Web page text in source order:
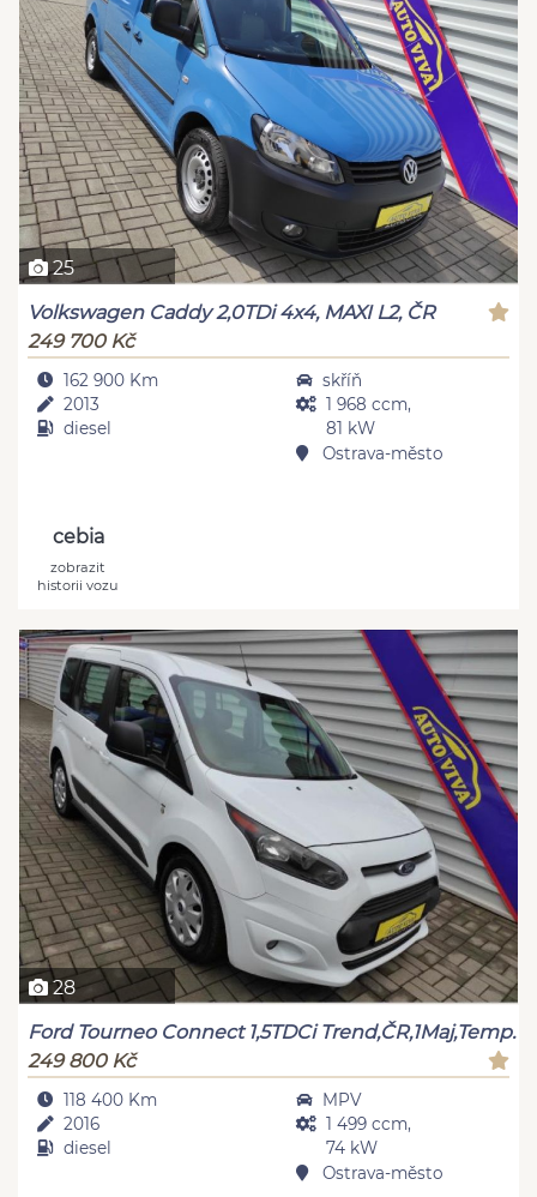
25
Volkswagen Caddy 2,0TDi 4x4, MAXI L2, ČR
249 700 Kč
162 900 Km
2013
diesel
skříň
1 968 ccm,
81 kW
Ostrava-město
cebia
zobrazit
historii vozu
28
Ford Tourneo Connect 1,5TDCi Trend,ČR,1Maj,Temp.
249 800 Kč
118 400 Km
2016
diesel
MPV
1 499 ccm,
74 kW
Ostrava-město